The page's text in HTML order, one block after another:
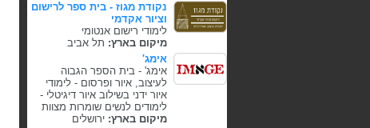
נקודת מגוז - בית ספר לרישום
וציור אקדמי
לימודי רישום אנטומי
מיקום בארץ: תל אביב
אימג'
אימג' - בית הספר הגבוה
לעיצוב, איור ופרסום - לימודי
איור ידני בשילוב איור דיגיטלי -
לימודים לנשים שומרות מצוות
מיקום בארץ:ירושלים